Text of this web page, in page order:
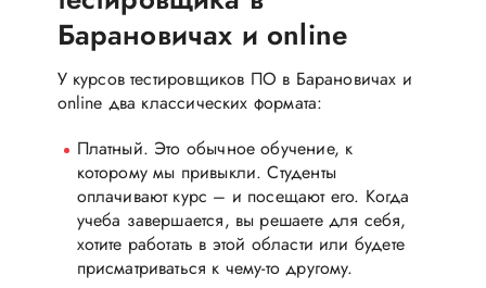
Барановичах и online
У курсов тестировщиков ПО в Барановичах и
online два классических формата:
Платный. Это обычное обучение, к
которому мы привыкли. Студенты
оплачивают курс – и посещают его. Когда
учеба завершается, вы решаете для себя,
хотите работать в этой области или будете
присматриваться к чему-то другому.